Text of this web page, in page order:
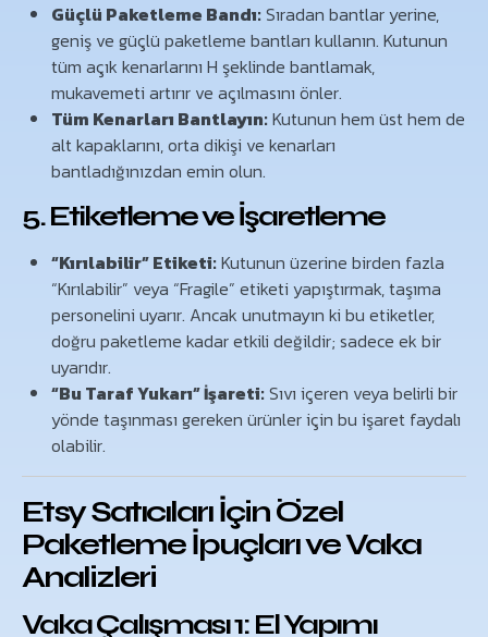
Güçlü Paketleme Bandı:Sıradan bantlar yerine,
geniş ve güçlü paketleme bantları kullanın. Kutunun
tüm açık kenarlarını H şeklinde bantlamak,
mukavemeti artırır ve açılmasını önler.
Tüm Kenarları Bantlayın:Kutunun hem üst hem de
alt kapaklarını, orta dikişi ve kenarları
bantladığınızdan emin olun.
5. Etiketleme ve İşaretleme
“Kırılabilir” Etiketi:Kutunun üzerine birden fazla
“Kırılabilir” veya “Fragile” etiketi yapıştırmak, taşıma
personelini uyarır. Ancak unutmayın ki bu etiketler,
doğru paketleme kadar etkili değildir; sadece ek bir
uyarıdır.
“Bu Taraf Yukarı” İşareti:Sıvı içeren veya belirli bir
yönde taşınması gereken ürünler için bu işaret faydalı
olabilir.
Etsy Satıcıları İçin Özel
Paketleme İpuçları ve Vaka
Analizleri
Vaka Çalışması 1: El Yapımı